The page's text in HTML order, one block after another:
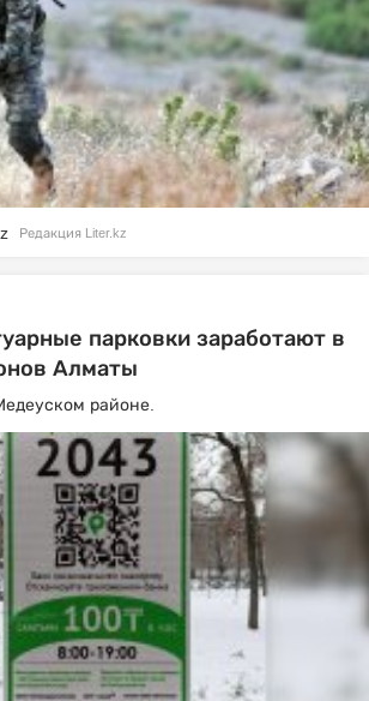
Редакция Liter.kz
парковки заработают в
Алматы
районе.